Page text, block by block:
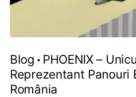
Blog
PHOENIX –
Reprezentant Panouri
România